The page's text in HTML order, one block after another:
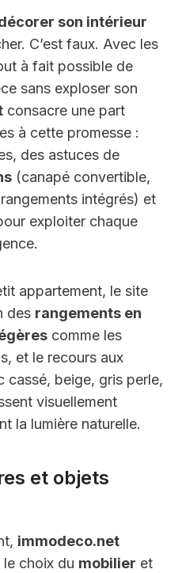
son intérieur
C’est faux. Avec les
à fait possible de
sans exploser son
consacre une part
à cette promesse :
des astuces de
(canapé convertible,
intégrés) et
exploiter chaque
appartement, le site
des rangements en
comme les
et le recours aux
cassé, beige, gris perle,
visuellement
la lumière naturelle.
et objets
immodeco.net
choix du mobilier et